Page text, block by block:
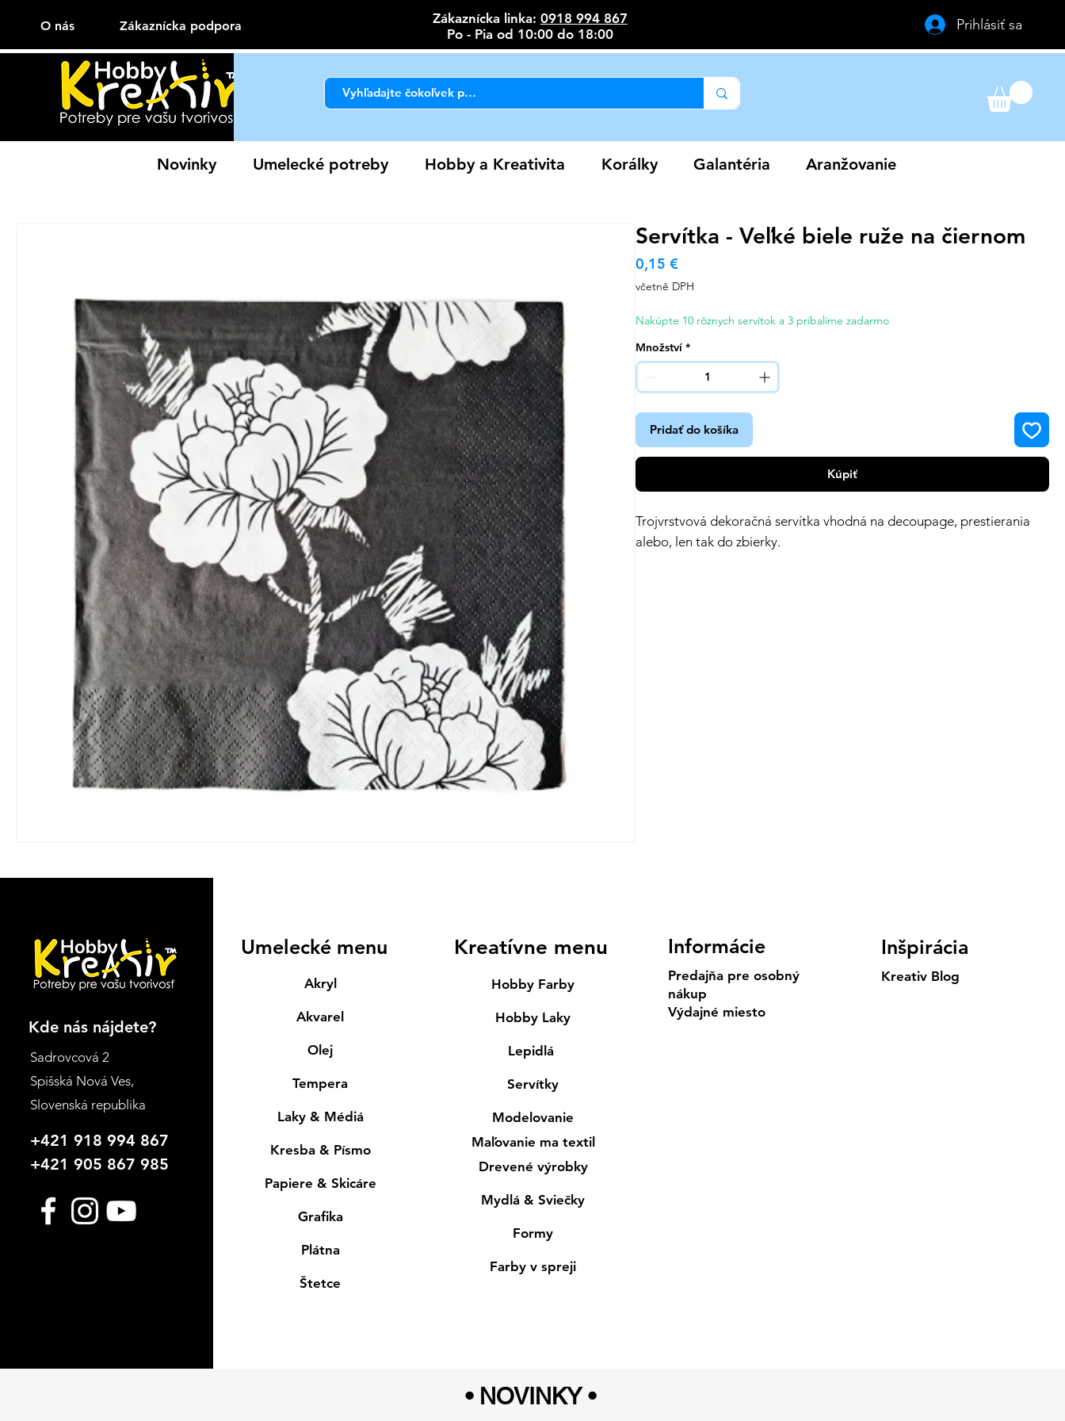
O nás Zákaznícka podpora Zákaznícka linka: 0918 994 867
Po - Pia od 10:00 do 18:00
Prihlásiť sa
Novinky Umelecké potreby Hobby a Kreativita Korálky Galantéria Aranžovanie
Servítka - Veľké biele ruže na čiernom
0,15 €Cena
včetně DPH
Nakúpte 10 rôznych servítok a 3 pribalíme zadarmo
Množství *
Pridať do košíka
Kúpiť
Trojvrstvová dekoračná servítka vhodná na decoupage, prestierania
alebo, len tak do zbierky.
Kde nás nájdete?
Sadrovcová 2
Spišská Nová Ves,
Slovenská republika
+421 918 994 867
+421 905 867 985
Umelecké menu
Akryl
Akvarel
Olej
Tempera
Laky & Médiá
Kresba & Písmo
Papiere & Skicáre
Grafika
Plátna
Štetce
Kreatívne menu
Hobby Farby
Hobby Laky
Lepidlá
Servítky
Modelovanie
Maľovanie ma textil
Drevené výrobky
Mydlá & Sviečky
Formy
Farby v spreji
Informácie
Predajňa pre osobný
nákup
Výdajné miesto
Inšpirácia
Kreativ Blog
• NOVINKY •